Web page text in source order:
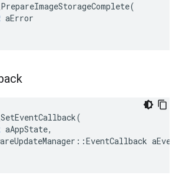
aError
_SetEventCallback(
aAppState,
::EventCallback